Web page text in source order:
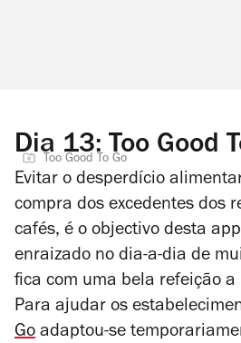
Dia 13: Too Good
Too Good To Go
Evitar o desperdício
compra dos excedentes dos
cafés, é o objectivo desta
enraizado no dia-a-dia de
fica com uma bela refeição a
Para ajudar os
Go adaptou-se